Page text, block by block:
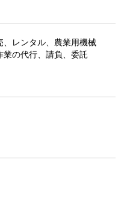
、レンタル、農業用機械
業の代行、請負、委託